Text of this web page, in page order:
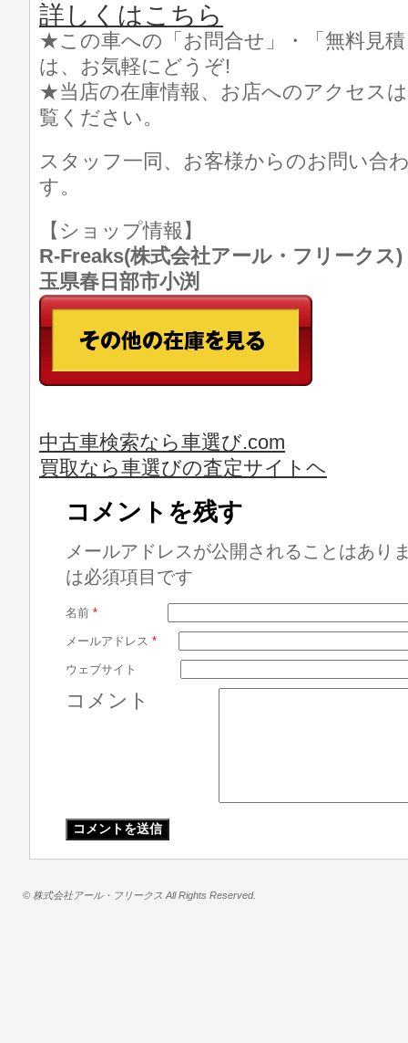
詳しくはこちら
★この車への「お問合せ」・「無料見
は、お気軽にどうぞ!
★当店の在庫情報、お店へのアクセス
覧ください。
スタッフ一同、お客様からのお問い合
す。
【ショップ情報】
R-Freaks(株式会社アール・フリーク
玉県春日部市小渕
中古車検索なら車選び.com
買取なら車選びの査定サイトヘ
コメントを残す
メールアドレスが公開されることはあり
は必須項目です
名前 *
メールアドレス *
ウェブサイト
コメント
© 株式会社アール・フリークス All Rights Reserved.